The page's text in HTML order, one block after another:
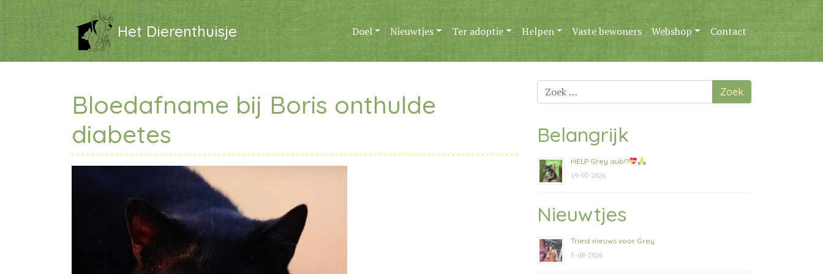
Het Dierenthuisje Doel Nieuwtjes Ter adoptie Helpen Vaste bewoners Webshop Contact
Bloedafname bij Boris onthulde
diabetes
Zoek
naar:
Belangrijk
HELP Grey aub!?
19-07-2026
Nieuwtjes
Triest nieuws voor Grey
5-08-2026